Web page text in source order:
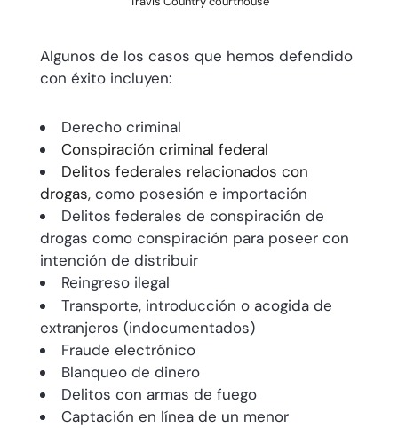
Algunos de los casos que hemos defendido
con éxito incluyen:
Derecho criminal
Conspiración criminal federal
Delitos federales relacionados con
drogas, como posesión e importación
Delitos federales de conspiración de
drogas como conspiración para poseer con
intención de distribuir
Reingreso ilegal
Transporte, introducción o acogida de
extranjeros (indocumentados)
Fraude electrónico
Blanqueo de dinero
Delitos con armas de fuego
Captación en línea de un menor